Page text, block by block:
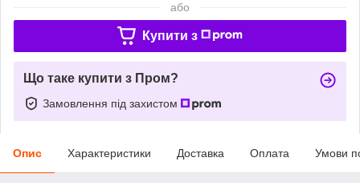
або
Купити з
Що таке купити з Пром?
Замовлення під захистом
Опис Характеристики Доставка Оплата Умови